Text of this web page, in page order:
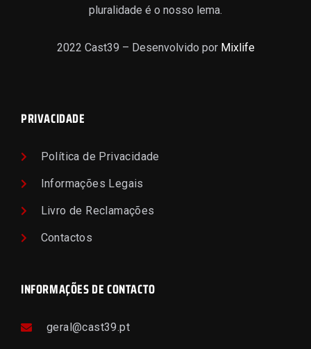
pluralidade é o nosso lema.
2022 Cast39 – Desenvolvido por Mixlife
PRIVACIDADE
Política de Privacidade
Informações Legais
Livro de Reclamações
Contactos
INFORMAÇÕES DE CONTACTO
geral@cast39.pt